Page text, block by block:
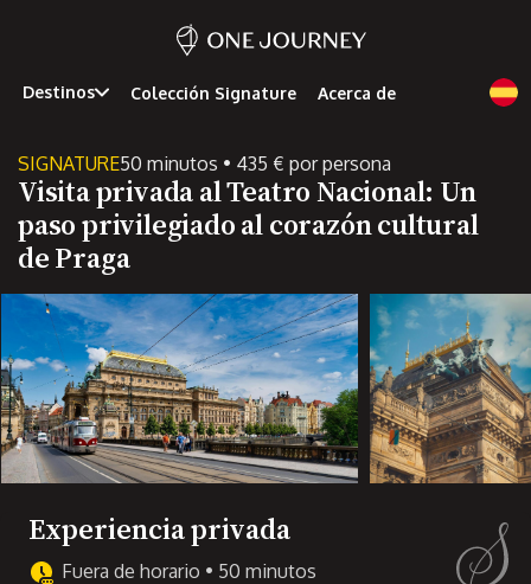
Destinos Colección Signature Acerca de
SIGNATURE50 minutos • 435 € por persona
Visita privada al Teatro Nacional: Un
paso privilegiado al corazón cultural
de Praga
Experiencia privada
Fuera de horario • 50 minutos